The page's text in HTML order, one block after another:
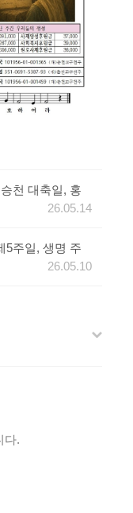
천 대축일, 홍
26.05.14
5주일, 생명 주
26.05.10
다.